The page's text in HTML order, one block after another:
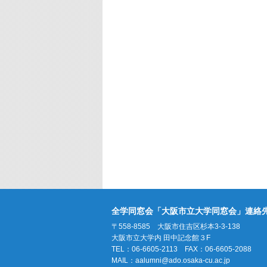
全学同窓会「大阪市立大学同窓会」連絡
〒558-8585 大阪市住吉区杉本3-3-138
大阪市立大学内 田中記念館３F
TEL：06-6605-2113 FAX：06-6605-2088
MAIL： aalumni@ado.osaka-cu.ac.jp